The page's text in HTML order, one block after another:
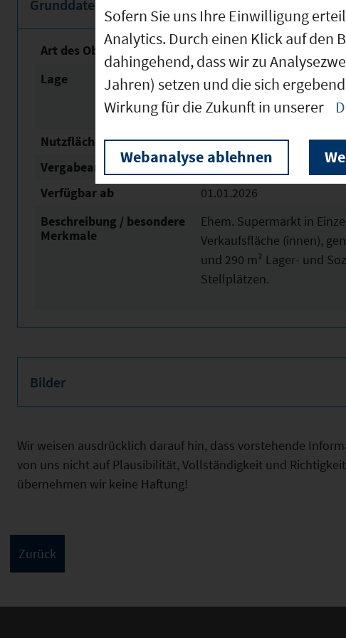
Grunddaten
Art des Objektes
Lagerverkauf,
Lage
Im Umfeld von
Gewerbetreibende.
Nutzfläche
2.026 m²
Vergabeart
Vermietung
Verfügbar ab
01.01.2026
Beschreibung / besondere
Merkmale
Ehem. Supermarkt in
Verkaufsfläche (innen),
und 290 m² Lager- und
Stellplätzen.
Bilder
Wir weisen ausdrücklich darauf hin, dass vorstehende
von uns nicht auf Plausibilität, Vollständigkeit und
übernehmen wir keine Haftung!
Sofern Sie uns Ihre Einwilligung
Analytics. Durch einen Klick auf den
dahingehend, dass wir zu
Jahren) setzen und die sich
Wirkung für die Zukunft in unserer
Webanalyse ablehnen